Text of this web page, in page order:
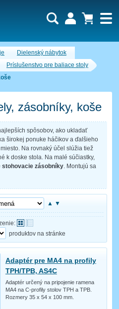
Dielenský nábytok
Príslušenstvo pre baliace stoly
zásobníky, koše
spôsobov, ako ukladať
širokej ponuke háčikov a ďalšieho
Na rovnaký účel slúžia tiež
k doske stola. Na malé súčiastky,
stohovacie zásobníky . Montujú sa
▲ ▼
produktov na stránke
Adaptér pre MA4 na profily
TPH/TPB, AS4C
Adaptér určený na pripojenie ramena
MA4 na C-profily stolov TPH a TPB.
Rozmery 35 x 54 x 100 mm.
je prázdny!
Obsah košíka